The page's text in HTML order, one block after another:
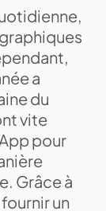
a
du
vite
pour
Grâce à
un